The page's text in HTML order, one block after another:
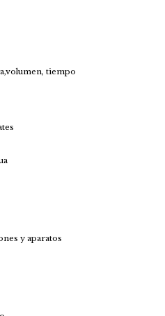
tiempo
y aparatos